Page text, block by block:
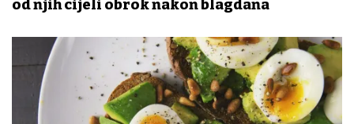
od njih cijeli obrok nakon blagdana